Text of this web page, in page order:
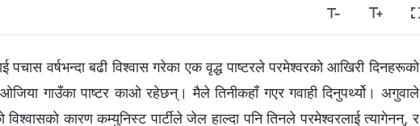
वर्षभन्दा बढी विश्‍वास गरेका एक वृद्ध पाष्टरले परमेश्‍वरको आखिरी दिनहरूको
गाउँका पाष्टर काओ रहेछन्। मैले तिनीकहाँ गएर गवाही दिनुपर्थ्यो। अगुवाले
कारण कम्युनिस्ट पार्टीले जेल हाल्दा पनि तिनले परमेश्‍वरलाई त्यागेनन्, र